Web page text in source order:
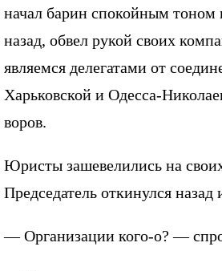
начал барин спокойным тоном
назад, обвел рукой своих
являемся делегатами от
Харьковской и Одесса-
воров.
Юристы зашевелились на
Председатель откинулся назад
— Организации кого-о? —